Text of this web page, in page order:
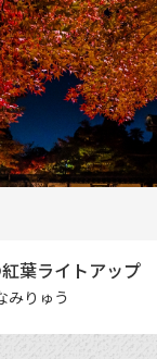
葉ライトアップ
みりゅう